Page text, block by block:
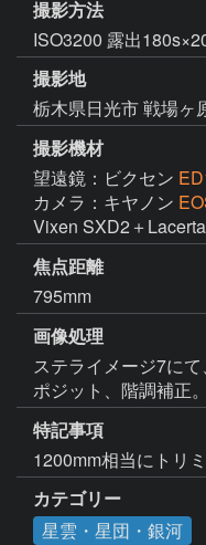
撮影方法
ISO3200 露出
撮影地
栃木県日光市 戦場ヶ
撮影機材
望遠鏡：ビクセン
カメラ：キヤノン
Vixen SXD2＋
焦点距離
795mm
画像処理
ステライメージ7に
ポジット、階調補正。
特記事項
1200mm相当にトリ
カテゴリー
星雲・星団・銀河